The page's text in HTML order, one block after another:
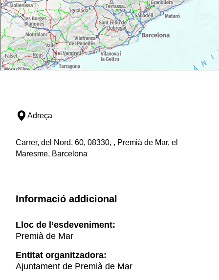
Adreça
Carrer, del Nord, 60, 08330, , Premià de Mar, el
Maresme, Barcelona
Informació addicional
Lloc de l’esdeveniment:
Premià de Mar
Entitat organitzadora:
Ajuntament de Premià de Mar